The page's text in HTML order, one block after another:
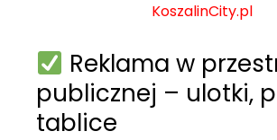
KoszalinCity.pl
Reklama w
publicznej – ulotki,
tablice